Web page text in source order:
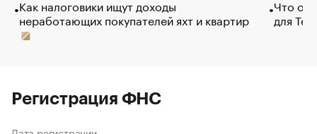
Как налоговики ищут доходы
неработающих покупателей яхт и квартир
Что
для
Регистрация ФНС